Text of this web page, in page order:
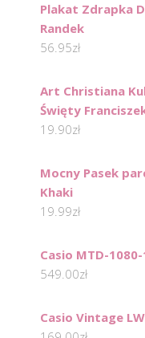
Plakat Zdrapka
Randek
56.95zł
Art Christiana
Święty
19.90zł
Mocny Pasek
Khaki
19.99zł
Casio MTD-1080-
549.00zł
Casio Vintage